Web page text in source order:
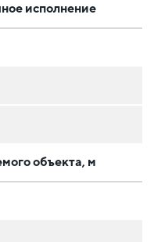
исполнение
объекта, м